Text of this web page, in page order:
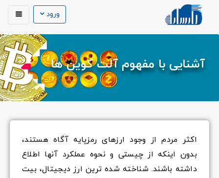
ورود
آشنایی با مفهوم آلت کوین ها
اکثر مردم از وجود ارزهای رمزپایه آگاه هستند،
بدون اینکه از چیستی و نحوه عملکرد آنها اطلاع
داشته باشند. شناخته شده ترین ارز دیجیتال، بیت